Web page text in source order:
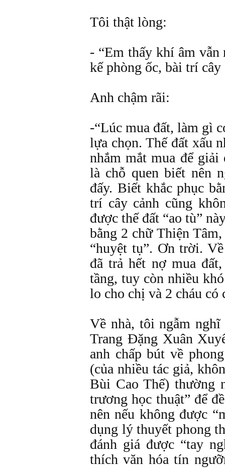
Tôi thật lòng:
- “Em thấy khí âm vẫn
kế phòng ốc, bài trí cây
Anh chậm rãi:
-“Lúc mua đất, làm gì
lựa chọn. Thế đất xấu
nhắm mắt mua để
là chỗ quen biết nên
đấy. Biết khắc phục
trí cây cảnh cũng
được thế đất “ao tù”
bằng 2 chữ Thiện
“huyệt tụ”. Ơn trời.
đã trả hết nợ mua
tầng, tuy còn nhiều
lo cho chị và 2 cháu có
Về nhà, tôi ngẫm
Trang Đặng Xuân
anh chấp bút về
(của nhiều tác giả,
Bùi Cao Thế) thường
trương học thuật” để
nên nếu không được
dụng lý thuyết phong
đánh giá được “tay
thích văn hóa tín